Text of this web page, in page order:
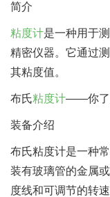
简介
粘度计是一种用于
精密仪器。它通过
其粘度值。
布氏粘度计——你了
装备介绍
布氏粘度计是一种
装有玻璃管的金属
度线和可调节的转